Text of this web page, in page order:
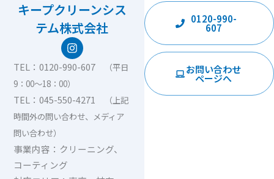
キープクリーンシス
テム株式会社
I
n
s
t
g
r
a
TEL：0120-990-607
（平日
9：00〜18：00）
TEL：045-550-4271
（上記
時間外の問い合わせ、メディア
問い合わせ）
事業内容：クリーニング、
コーティング
0120-990-
607
お問い合わせ
ページへ